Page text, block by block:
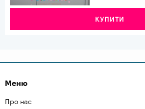
КУПИТИ
Меню
Про нас